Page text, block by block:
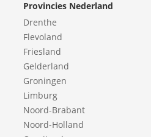
Provincies Nederland
Drenthe
Flevoland
Friesland
Gelderland
Groningen
Limburg
Noord-Brabant
Noord-Holland